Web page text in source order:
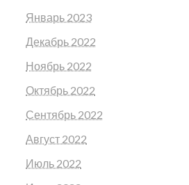
Январь 2023
Декабрь 2022
Ноябрь 2022
Октябрь 2022
Сентябрь 2022
Август 2022
Июль 2022